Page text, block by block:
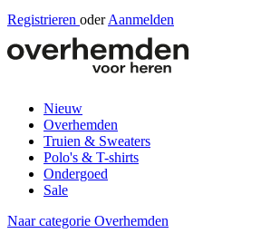
Registrieren oder Aanmelden
Nieuw
Overhemden
Truien & Sweaters
Polo's & T-shirts
Ondergoed
Sale
Naar categorie Overhemden